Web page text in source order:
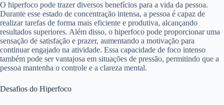
O hiperfoco pode trazer diversos benefícios para a vida da pessoa.
Durante esse estado de concentração intensa, a pessoa é capaz de
realizar tarefas de forma mais eficiente e produtiva, alcançando
resultados superiores. Além disso, o hiperfoco pode proporcionar uma
sensação de satisfação e prazer, aumentando a motivação para
continuar engajado na atividade. Essa capacidade de foco intenso
também pode ser vantajosa em situações de pressão, permitindo que a
pessoa mantenha o controle e a clareza mental.
Desafios do Hiperfoco